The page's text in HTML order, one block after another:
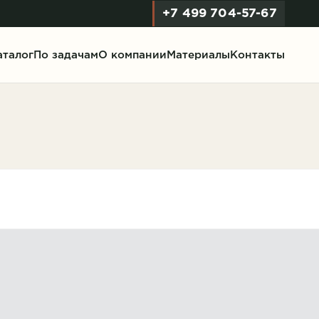
+7 499 704-57-67
По задачамО компании Материалы Контакты